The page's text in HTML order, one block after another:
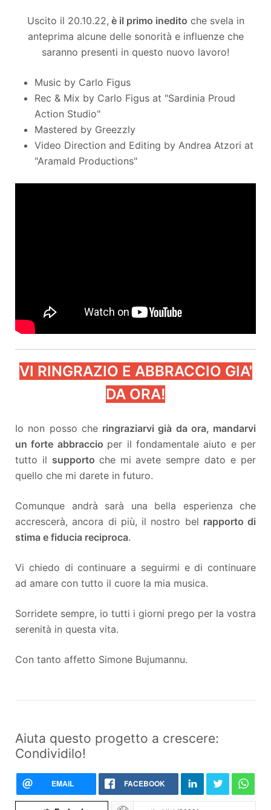
Uscito il 20.10.22, è il primo inedito che svela in
anteprima alcune delle sonorità e influenze che
saranno presenti in questo nuovo lavoro!
Music by Carlo Figus
Rec & Mix by Carlo Figus at "Sardinia Proud
Action Studio"
Mastered by Greezzly
Video Direction and Editing by Andrea Atzori at
"Aramald Productions"
VI RINGRAZIO E ABBRACCIO GIA'
DA ORA!
Io non posso che ringraziarvi già da ora, mandarvi
un forte abbraccio per il fondamentale aiuto e per
tutto il supporto che mi avete sempre dato e per
quello che mi darete in futuro.
Comunque andrà sarà una bella esperienza che
accrescerà, ancora di più, il nostro bel rapporto di
stima e fiducia reciproca.
Vi chiedo di continuare a seguirmi e di continuare
ad amare con tutto il cuore la mia musica.
Sorridete sempre, io tutti i giorni prego per la vostra
serenità in questa vita.
Con tanto affetto Simone Bujumannu.
Aiuta questo progetto a crescere:
Condividilo!
EMAIL FACEBOOK